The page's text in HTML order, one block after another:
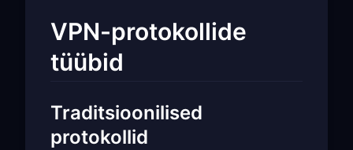
VPN-protokollide
tüübid
Traditsioonilised
protokollid